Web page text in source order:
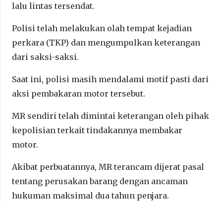
lalu lintas tersendat.
Polisi telah melakukan olah tempat kejadian
perkara (TKP) dan mengumpulkan keterangan
dari saksi-saksi.
Saat ini, polisi masih mendalami motif pasti dari
aksi pembakaran motor tersebut.
MR sendiri telah dimintai keterangan oleh pihak
kepolisian terkait tindakannya membakar
motor.
Akibat perbuatannya, MR terancam dijerat pasal
tentang perusakan barang dengan ancaman
hukuman maksimal dua tahun penjara.